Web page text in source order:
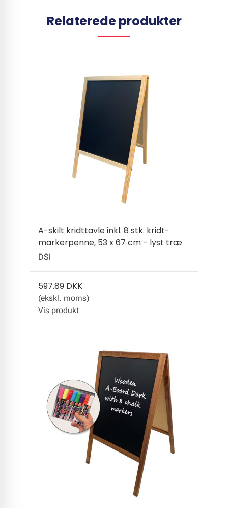
Relaterede produkter
A-skilt kridttavle inkl. 8 stk. kridt-
markerpenne, 53 x 67 cm - lyst træ
DSI
597.89 DKK
(ekskl. moms)
Vis produkt